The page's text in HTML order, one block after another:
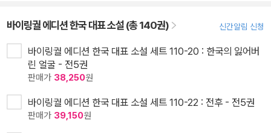
바이링궐 에디션 한국 대표 소설 (총 140권) 신간알림 신청
바이링궐 에디션 한국 대표 소설 세트 110-20 : 한국의 잃어버
린 얼굴 - 전5권
판매가 38,250원
바이링궐 에디션 한국 대표 소설 세트 110-22 : 전후 - 전5권
판매가 39,150원